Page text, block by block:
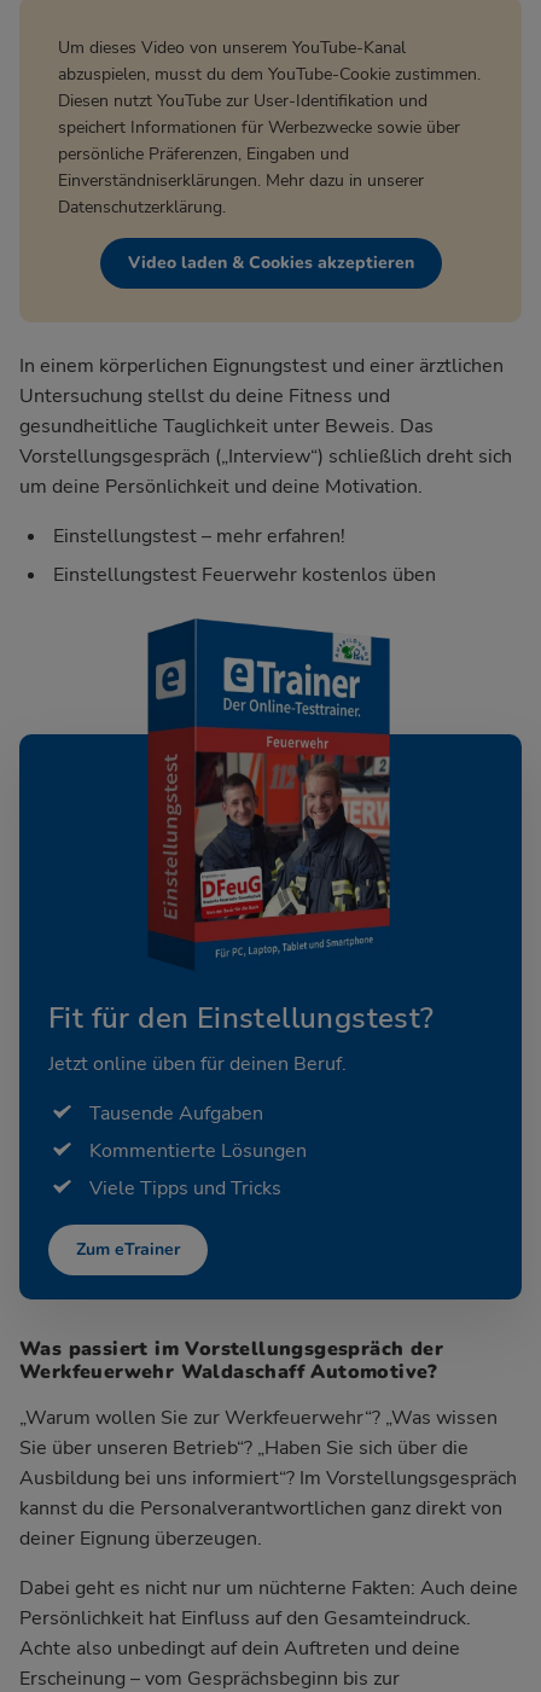
Um dieses Video von unserem YouTube-Kanal
abzuspielen, musst du dem YouTube-Cookie zustimmen.
Diesen nutzt YouTube zur User-Identifikation und
speichert Informationen für Werbezwecke sowie über
persönliche Präferenzen, Eingaben und
Einverständniserklärungen. Mehr dazu in unserer
Datenschutzerklärung.
Video laden & Cookies akzeptieren
In einem körperlichen Eignungstest und einer ärztlichen
Untersuchung stellst du deine Fitness und
gesundheitliche Tauglichkeit unter Beweis. Das
Vorstellungsgespräch („Interview“) schließlich dreht sich
um deine Persönlichkeit und deine Motivation.
Einstellungstest – mehr erfahren!
Einstellungstest Feuerwehr kostenlos üben
Fit für den Einstellungstest?
Jetzt online üben für deinen Beruf.
Tausende Aufgaben
Kommentierte Lösungen
Viele Tipps und Tricks
Zum eTrainer
Was passiert im Vorstellungsgespräch der
Werkfeuerwehr Waldaschaff Automotive?
„Warum wollen Sie zur Werkfeuerwehr“? „Was wissen
Sie über unseren Betrieb“? „Haben Sie sich über die
Ausbildung bei uns informiert“? Im Vorstellungsgespräch
kannst du die Personalverantwortlichen ganz direkt von
deiner Eignung überzeugen.
Dabei geht es nicht nur um nüchterne Fakten: Auch deine
Persönlichkeit hat Einfluss auf den Gesamteindruck.
Achte also unbedingt auf dein Auftreten und deine
Erscheinung – vom Gesprächsbeginn bis zur